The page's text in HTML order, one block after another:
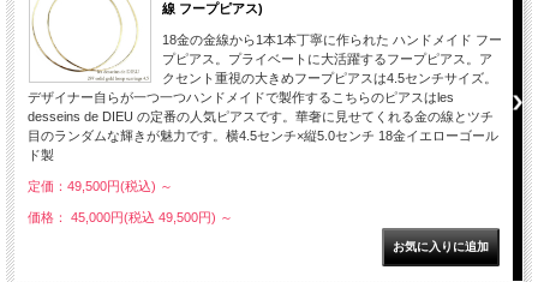
線 フープピアス)
18金の金線から1本1本丁寧に作られた ハンドメイド フー
プピアス。プライベートに大活躍するフープピアス。ア
クセント重視の大きめフープピアスは4.5センチサイズ。
デザイナー自らが一つ一つハンドメイドで製作するこちらのピアスはles
desseins de DIEU の定番の人気ピアスです。華奢に見せてくれる金の線とツチ
目のランダムな輝きが魅力です。横4.5センチ×縦5.0センチ 18金イエローゴール
ド製
定価：49,500円(税込) ～
価格： 45,000円(税込 49,500円) ～